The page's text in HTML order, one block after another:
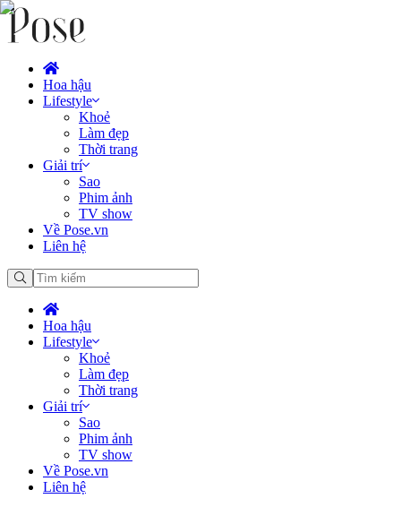
Hoa hậu
Lifestyle
Khoẻ
Làm đẹp
Thời trang
Giải trí
Sao
Phim ảnh
TV show
Về Pose.vn
Liên hệ
Hoa hậu
Lifestyle
Khoẻ
Làm đẹp
Thời trang
Giải trí
Sao
Phim ảnh
TV show
Về Pose.vn
Liên hệ